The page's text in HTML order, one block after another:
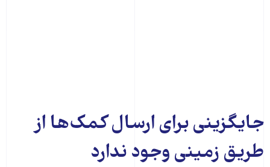
جایگزینی برای ارسال کمک‌ها از
طریق زمینی وجود ندارد